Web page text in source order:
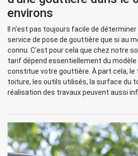
environs
Il n'est pas toujours facile de
service de pose de gouttière que si au
connu. C'est pour cela que chez notre
tarif dépend essentiellement du
constitue votre gouttière. À part cela, le
toiture, les outils utilisés, la surface du
réalisation des travaux peuvent aussi